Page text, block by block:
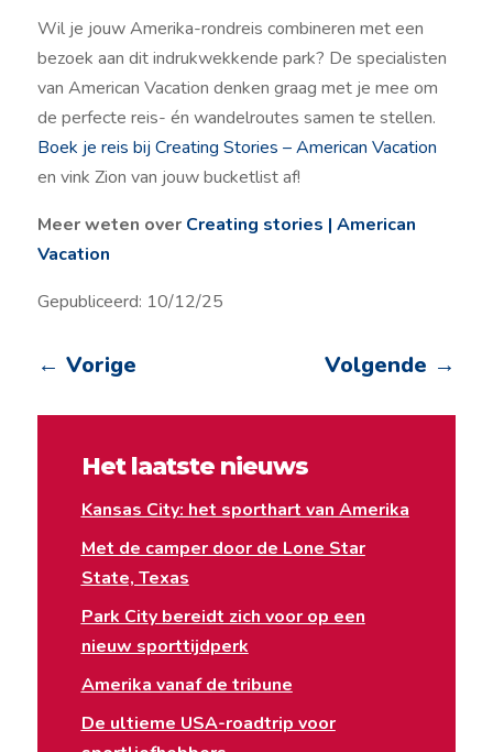
Wil je jouw Amerika-rondreis combineren met een
bezoek aan dit indrukwekkende park? De specialisten
van American Vacation denken graag met je mee om
de perfecte reis- én wandelroutes samen te stellen.
Boek je reis bij Creating Stories – American Vacation
en vink Zion van jouw bucketlist af!
Meer weten over Creating stories | American
Vacation
Gepubliceerd: 10/12/25
← Vorige Volgende →
Het laatste nieuws
Kansas City: het sporthart van Amerika
Met de camper door de Lone Star
State, Texas
Park City bereidt zich voor op een
nieuw sporttijdperk
Amerika vanaf de tribune
De ultieme USA-roadtrip voor